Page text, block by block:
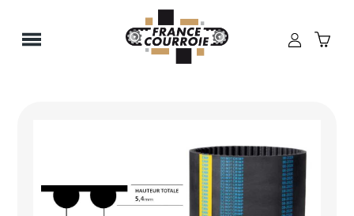
Panneau de gestion des cookies